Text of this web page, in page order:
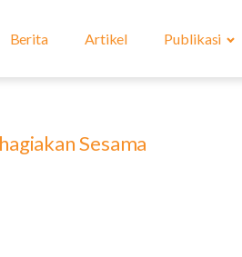
Berita Artikel Publikasi
Sesama